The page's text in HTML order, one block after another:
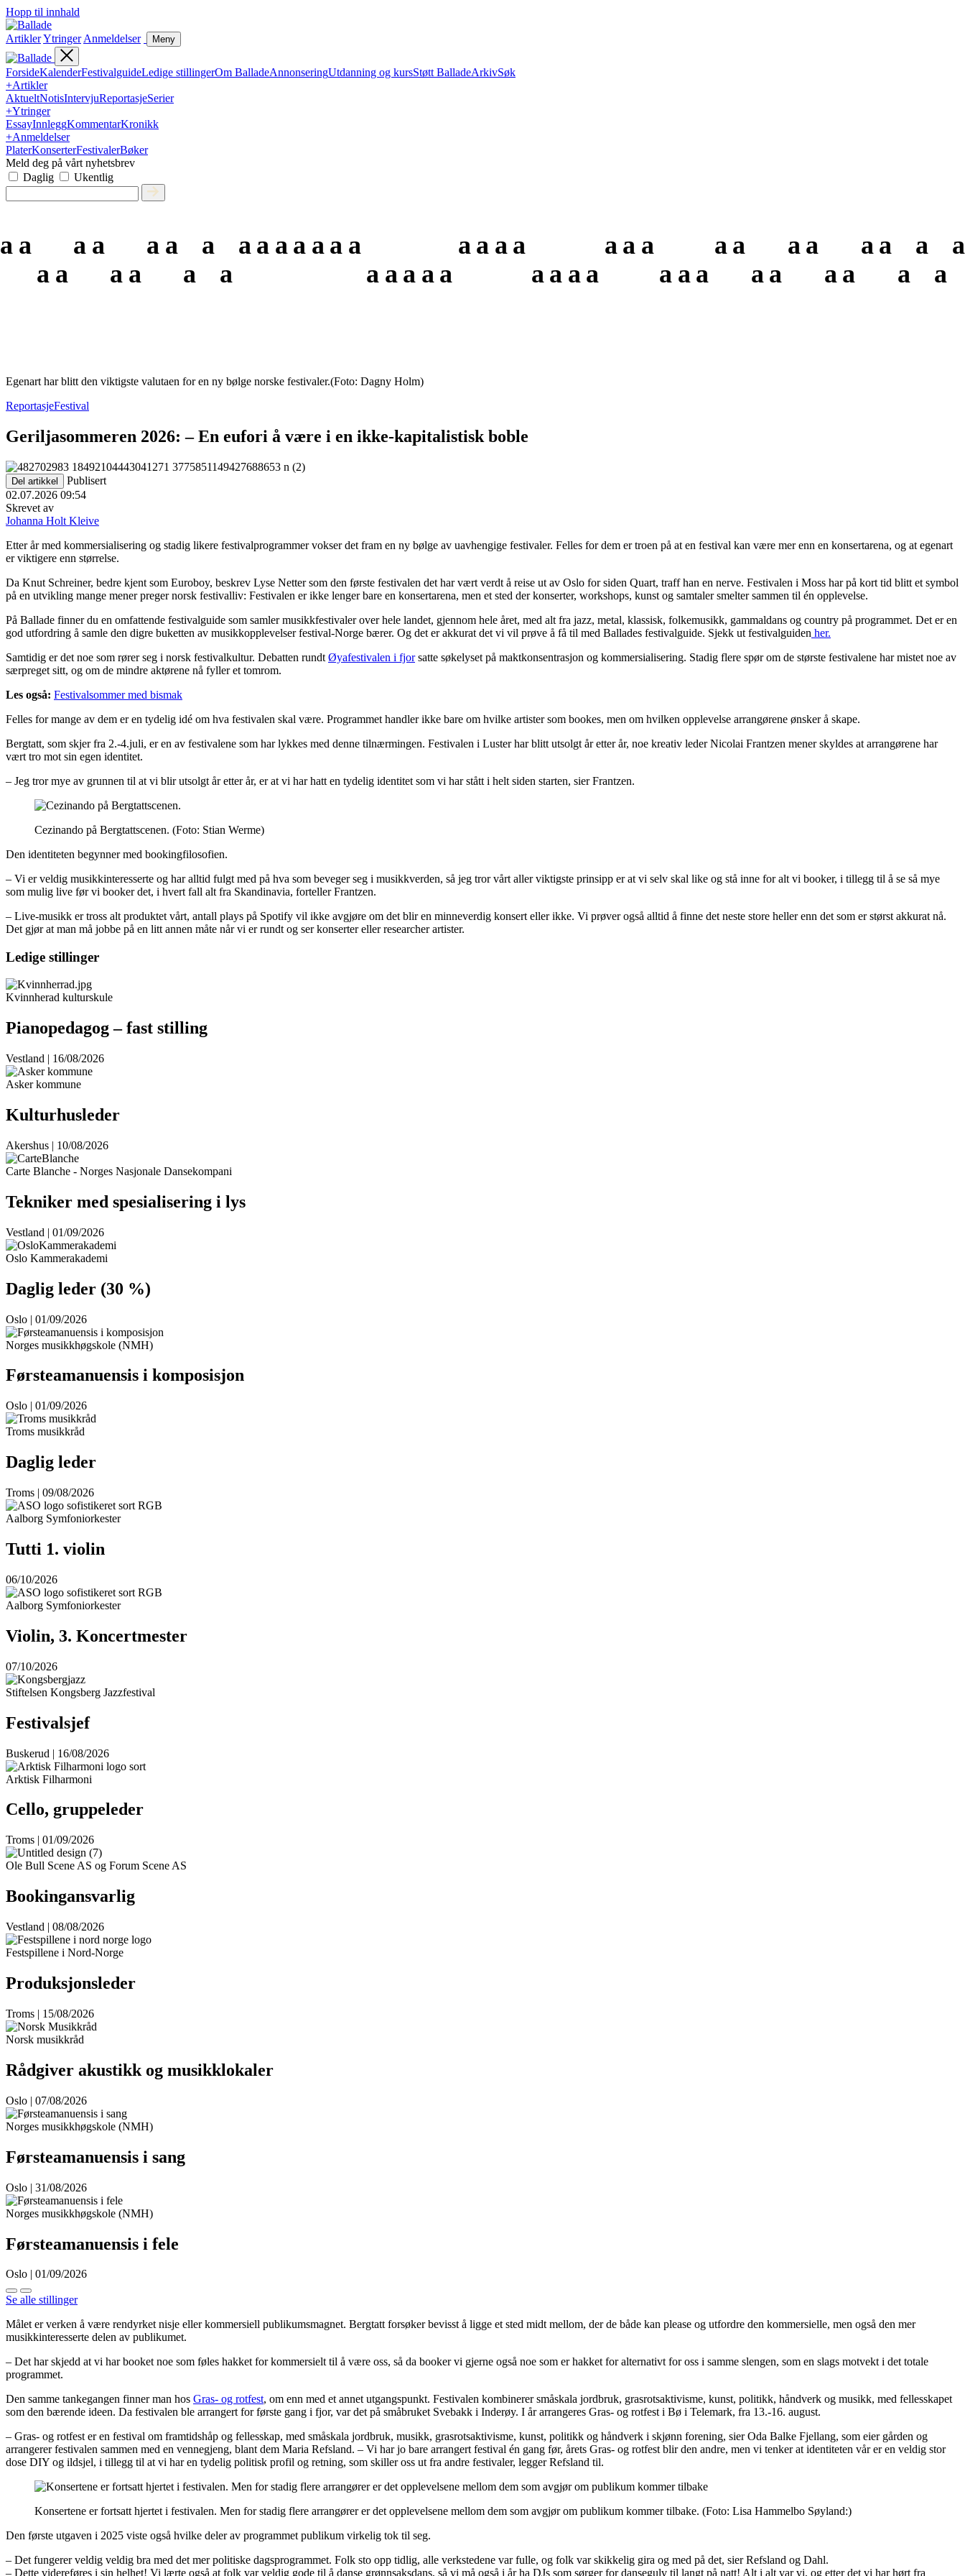
Hopp til innhald
ArtiklerYtringer Anmeldelser Meny
ForsideKalenderFestivalguideLedige stillingerOm BalladeAnnonseringUtdanning og kursStøtt BalladeArkivSøk
+Artikler
AktueltNotisIntervjuReportasjeSerier
+Ytringer
EssayInnleggKommentarKronikk
+Anmeldelser
PlaterKonserterFestivalerBøker
Meld deg på vårt nyhetsbrev
Daglig
Ukentlig
a
a
a
Egenart har blitt den viktigste valutaen for en ny bølge norske festivaler.(Foto: Dagny Holm)
ReportasjeFestival
Geriljasommeren 2026: – En eufori å være i en ikke-kapitalistisk boble
Del artikkel
Publisert
02.07.2026 09:54
Skrevet av
Johanna Holt Kleive
Etter år med kommersialisering og stadig likere festivalprogrammer vokser det fram en ny bølge av uavhengige festivaler. Felles for dem er troen på at en festival kan være mer enn en konsertarena, og at egenart
er viktigere enn størrelse.
Da Knut Schreiner, bedre kjent som Euroboy, beskrev Lyse Netter som den første festivalen det har vært verdt å reise ut av Oslo for siden Quart, traff han en nerve. Festivalen i Moss har på kort tid blitt et symbol
på en utvikling mange mener preger norsk festivalliv: Festivalen er ikke lenger bare en konsertarena, men et sted der konserter, workshops, kunst og samtaler smelter sammen til én opplevelse.
På Ballade finner du en omfattende festivalguide som samler musikkfestivaler over hele landet, gjennom hele året, med alt fra jazz, metal, klassisk, folkemusikk, gammaldans og country på programmet. Det er en
god utfordring å samle den digre buketten av musikkopplevelser festival-Norge bærer. Og det er akkurat det vi vil prøve å få til med Ballades festivalguide. Sjekk ut festivalguiden her.
Samtidig er det noe som rører seg i norsk festivalkultur. Debatten rundt Øyafestivalen i fjorsatte søkelyset på maktkonsentrasjon og kommersialisering. Stadig flere spør om de største festivalene har mistet noe av
særpreget sitt, og om de mindre aktørene nå fyller et tomrom.
Les også: Festivalsommer med bismak
Felles for mange av dem er en tydelig idé om hva festivalen skal være. Programmet handler ikke bare om hvilke artister som bookes, men om hvilken opplevelse arrangørene ønsker å skape.
Bergtatt, som skjer fra 2.-4.juli, er en av festivalene som har lykkes med denne tilnærmingen. Festivalen i Luster har blitt utsolgt år etter år, noe kreativ leder Nicolai Frantzen mener skyldes at arrangørene har
vært tro mot sin egen identitet.
– Jeg tror mye av grunnen til at vi blir utsolgt år etter år, er at vi har hatt en tydelig identitet som vi har stått i helt siden starten, sier Frantzen.
Cezinando på Bergtattscenen. (Foto: Stian Werme)
Den identiteten begynner med bookingfilosofien.
– Vi er veldig musikkinteresserte og har alltid fulgt med på hva som beveger seg i musikkverden, så jeg tror vårt aller viktigste prinsipp er at vi selv skal like og stå inne for alt vi booker, i tillegg til å se så mye
som mulig live før vi booker det, i hvert fall alt fra Skandinavia, forteller Frantzen.
– Live-musikk er tross alt produktet vårt, antall plays på Spotify vil ikke avgjøre om det blir en minneverdig konsert eller ikke. Vi prøver også alltid å finne det neste store heller enn det som er størst akkurat nå.
Det gjør at man må jobbe på en litt annen måte når vi er rundt og ser konserter eller researcher artister.
Ledige stillinger
Kvinnherad kulturskule
Pianopedagog – fast stilling
Vestland | 16/08/2026
Asker kommune
Kulturhusleder
Akershus | 10/08/2026
Carte Blanche - Norges Nasjonale Dansekompani
Tekniker med spesialisering i lys
Vestland | 01/09/2026
Oslo Kammerakademi
Daglig leder (30 %)
Oslo | 01/09/2026
Norges musikkhøgskole (NMH)
Førsteamanuensis i komposisjon
Oslo | 01/09/2026
Troms musikkråd
Daglig leder
Troms | 09/08/2026
Aalborg Symfoniorkester
Tutti 1. violin
06/10/2026
Aalborg Symfoniorkester
Violin, 3. Koncertmester
07/10/2026
Stiftelsen Kongsberg Jazzfestival
Festivalsjef
Buskerud | 16/08/2026
Arktisk Filharmoni
Cello, gruppeleder
Troms | 01/09/2026
Ole Bull Scene AS og Forum Scene AS
Bookingansvarlig
Vestland | 08/08/2026
Festspillene i Nord-Norge
Produksjonsleder
Troms | 15/08/2026
Norsk musikkråd
Rådgiver akustikk og musikklokaler
Oslo | 07/08/2026
Norges musikkhøgskole (NMH)
Førsteamanuensis i sang
Oslo | 31/08/2026
Norges musikkhøgskole (NMH)
Førsteamanuensis i fele
Oslo | 01/09/2026
Se alle stillinger
Målet er verken å være rendyrket nisje eller kommersiell publikumsmagnet. Bergtatt forsøker bevisst å ligge et sted midt mellom, der de både kan please og utfordre den kommersielle, men også den mer
musikkinteresserte delen av publikumet.
– Det har skjedd at vi har booket noe som føles hakket for kommersielt til å være oss, så da booker vi gjerne også noe som er hakket for alternativt for oss i samme slengen, som en slags motvekt i det totale
programmet.
Den samme tankegangen finner man hos Gras- og rotfest, om enn med et annet utgangspunkt. Festivalen kombinerer småskala jordbruk, grasrotsaktivisme, kunst, politikk, håndverk og musikk, med fellesskapet
som den bærende ideen. Da festivalen ble arrangert for første gang i fjor, var det på småbruket Svebakk i Inderøy. I år arrangeres Gras- og rotfest i Bø i Telemark, fra 13.-16. august.
– Gras- og rotfest er en festival om framtidshåp og fellesskap, med småskala jordbruk, musikk, grasrotsaktivisme, kunst, politikk og håndverk i skjønn forening, sier Oda Balke Fjellang, som eier gården og
arrangerer festivalen sammen med en vennegjeng, blant dem Maria Refsland. – Vi har jo bare arrangert festival én gang før, årets Gras- og rotfest blir den andre, men vi tenker at identiteten vår er en veldig stor
dose DIY og ildsjel, i tillegg til at vi har en tydelig politisk profil og retning, som skiller oss ut fra andre festivaler, legger Refsland til.
Konsertene er fortsatt hjertet i festivalen. Men for stadig flere arrangører er det opplevelsene mellom dem som avgjør om publikum kommer tilbake. (Foto: Lisa Hammelbo Søyland:)
Den første utgaven i 2025 viste også hvilke deler av programmet publikum virkelig tok til seg.
– Det fungerer veldig veldig bra med det mer politiske dagsprogrammet. Folk sto opp tidlig, alle verkstedene var fulle, og folk var skikkelig gira og med på det, sier Refsland og Dahl.
– Dette videreføres i sin helhet! Vi lærte også at folk var veldig gode til å danse grønnsaksdans, så vi må også i år ha DJs som sørger for dansegulv til langt på natt! Alt i alt var vi, og etter det vi har hørt fra